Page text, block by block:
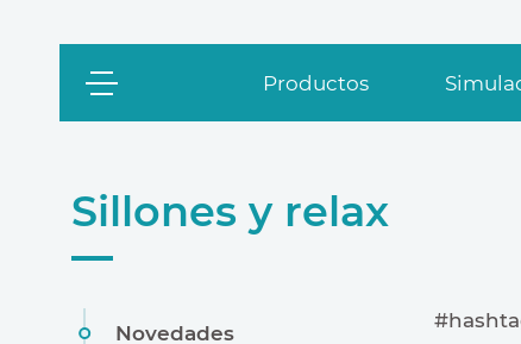
Productos
Sillones y relax
Novedades